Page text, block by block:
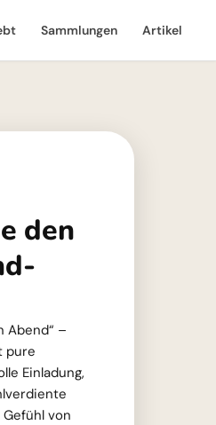
Sammlungen Artikel
den
Abend“ –
pure
Einladung,
von